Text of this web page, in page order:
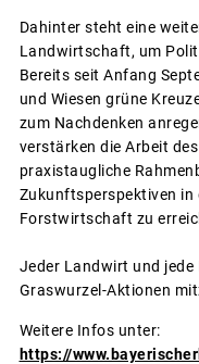
Dahinter steht eine
Landwirtschaft, um
Bereits seit Anfang
und Wiesen grüne
zum Nachdenken
verstärken die Arbeit
praxistaugliche
Zukunftsperspektiven in
Forstwirtschaft zu
Jeder Landwirt und jede
Graswurzel-Aktionen
Weitere Infos unter:
https://